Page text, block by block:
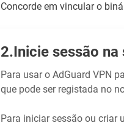
Concorde em vincular o
Inicie sessão na
Para usar o AdGuard VPN
que pode ser registada no
Para iniciar sessão ou criar